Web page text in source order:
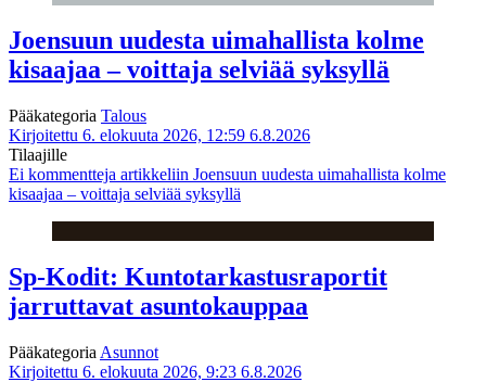
Joensuun uudesta uimahallista kolme
kisaajaa – voittaja selviää syksyllä
Pääkategoria Talous
Kirjoitettu 6. elokuuta 2026, 12:59 6.8.2026
Tilaajille
Ei kommentteja artikkeliin Joensuun uudesta uimahallista kolme
kisaajaa – voittaja selviää syksyllä
Sp-Kodit: Kuntotarkastusraportit
jarruttavat asuntokauppaa
Pääkategoria Asunnot
Kirjoitettu 6. elokuuta 2026, 9:23 6.8.2026